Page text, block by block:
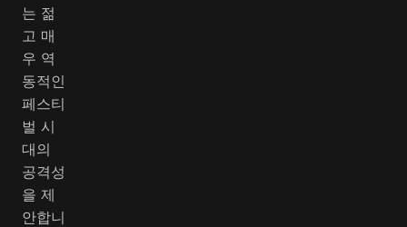
는 젊
고 매
우 역
동적인
페스티
벌 시
대의
공격성
을 제
안합니